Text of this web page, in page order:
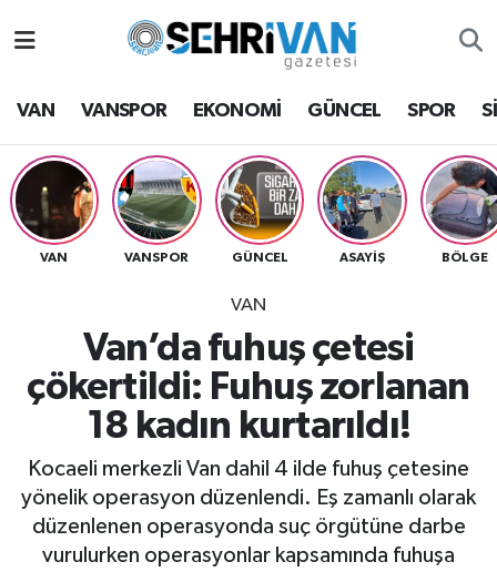
VAN VANSPOR EKONOMİ GÜNCEL SPOR
VAN VANSPOR GÜNCEL ASAYİŞ BÖLGE
VAN
Van’da fuhuş çetesi
çökertildi: Fuhuş zorlanan
18 kadın kurtarıldı!
Kocaeli merkezli Van dahil 4 ilde fuhuş çetesine
yönelik operasyon düzenlendi. Eş zamanlı olarak
düzenlenen operasyonda suç örgütüne darbe
vurulurken operasyonlar kapsamında fuhuşa
Van Hava Durumu
VAN Namaz Vakitleri
Van Trafik Yoğunluk Haritası
Süper Lig Puan Durumu ve Fikstür
Tüm Manşetler
Son Dakika Haberleri
Haber Arşivi